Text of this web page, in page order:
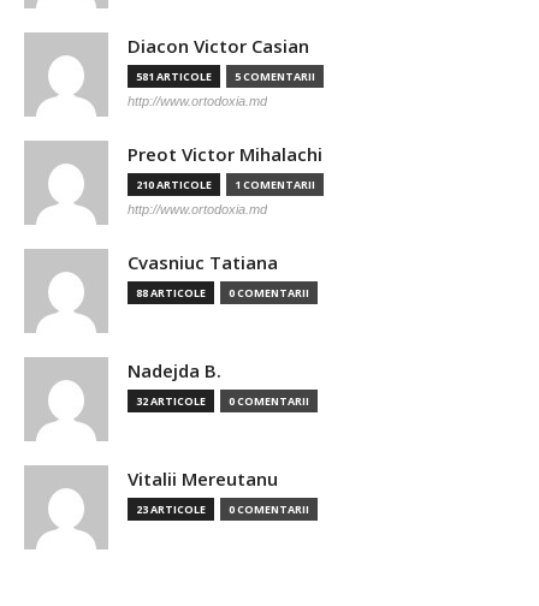
Diacon Victor Casian
581 ARTICOLE 5 COMENTARII
http://www.ortodoxia.md
Preot Victor Mihalachi
210 ARTICOLE 1 COMENTARII
http://www.ortodoxia.md
Cvasniuc Tatiana
88 ARTICOLE 0 COMENTARII
Nadejda B.
32 ARTICOLE 0 COMENTARII
Vitalii Mereutanu
23 ARTICOLE 0 COMENTARII